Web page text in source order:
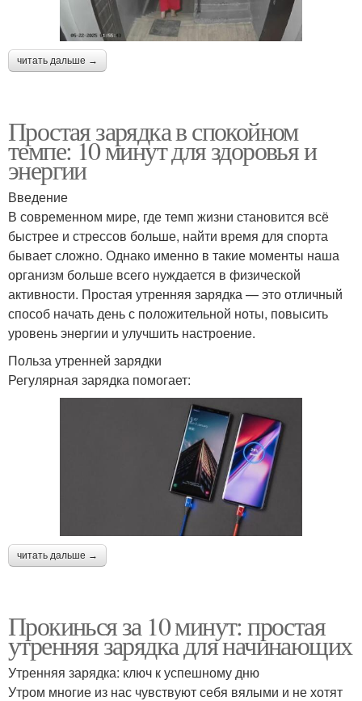
читать дальше →
Простая зарядка в спокойном
темпе: 10 минут для здоровья и
энергии
Введение
В современном мире, где темп жизни становится всё
быстрее и стрессов больше, найти время для спорта
бывает сложно. Однако именно в такие моменты наша
организм больше всего нуждается в физической
активности. Простая утренняя зарядка — это отличный
способ начать день с положительной ноты, повысить
уровень энергии и улучшить настроение.
Польза утренней зарядки
Регулярная зарядка помогает:
читать дальше →
Прокинься за 10 минут: простая
утренняя зарядка для начинающих
Утренняя зарядка: ключ к успешному дню
Утром многие из нас чувствуют себя вялыми и не хотят